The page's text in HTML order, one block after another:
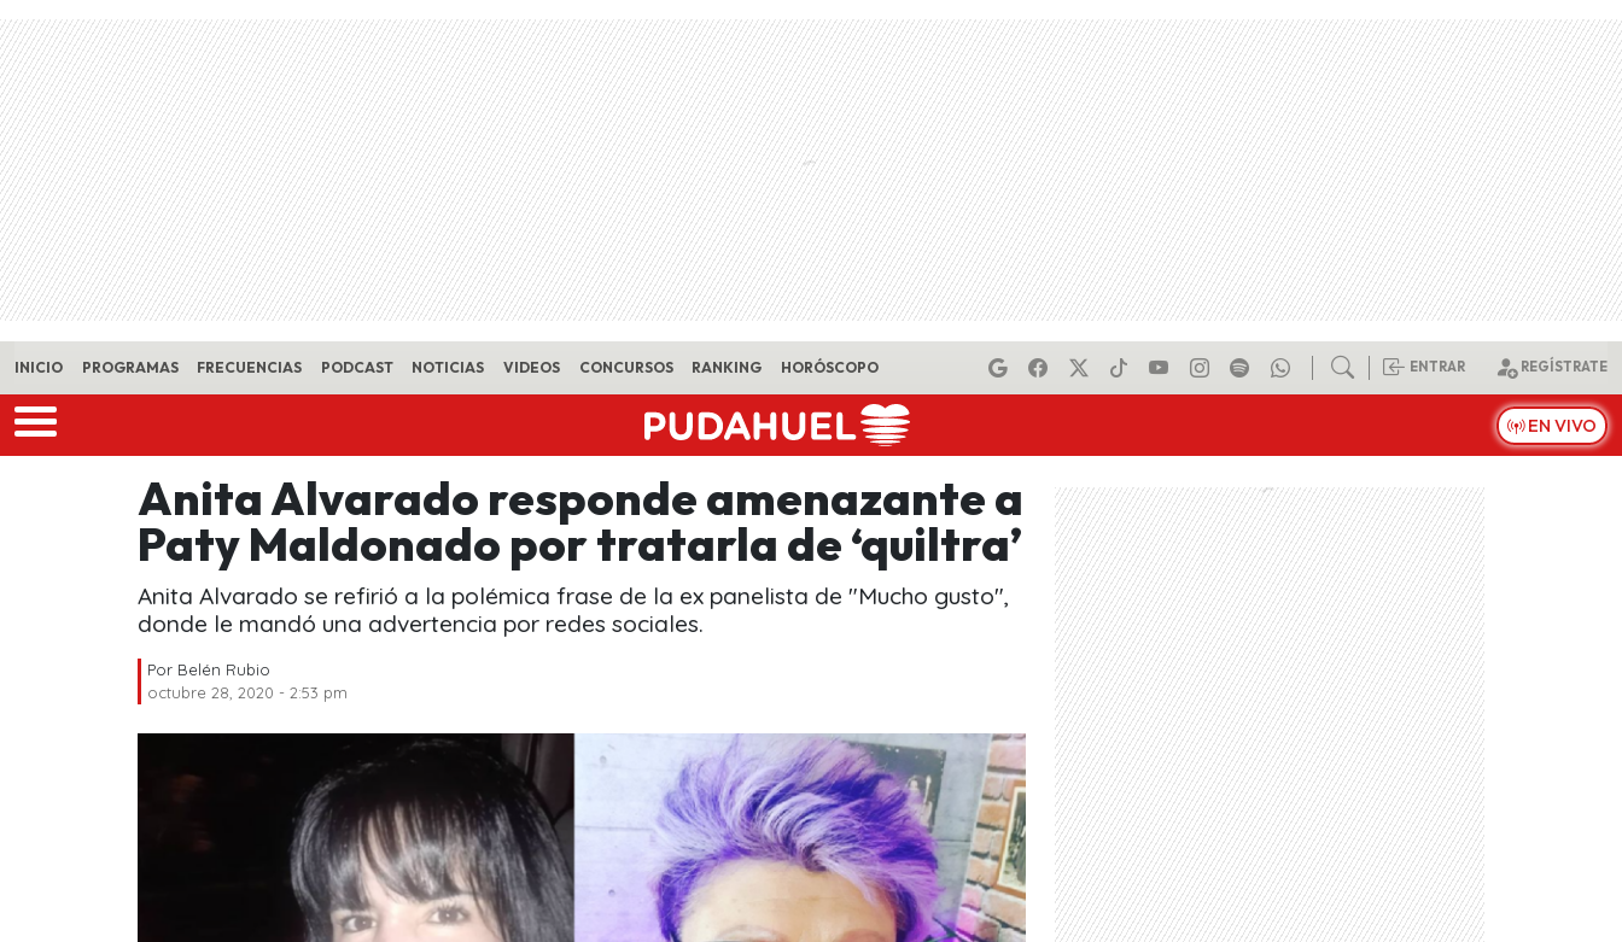
Skip to main content
INICIO PROGRAMAS FRECUENCIAS PODCAST NOTICIAS VIDEOS CONCURSOS RANKING HORÓSCOPO ENTRAR REGÍSTRATE
EN VIVO
Anita Alvarado responde amenazante a
Paty Maldonado por tratarla de ‘quiltra’
Anita Alvarado se refirió a la polémica frase de la ex panelista de "Mucho gusto",
donde le mandó una advertencia por redes sociales.
Por Belén Rubio
octubre 28, 2020 - 2:53 pm